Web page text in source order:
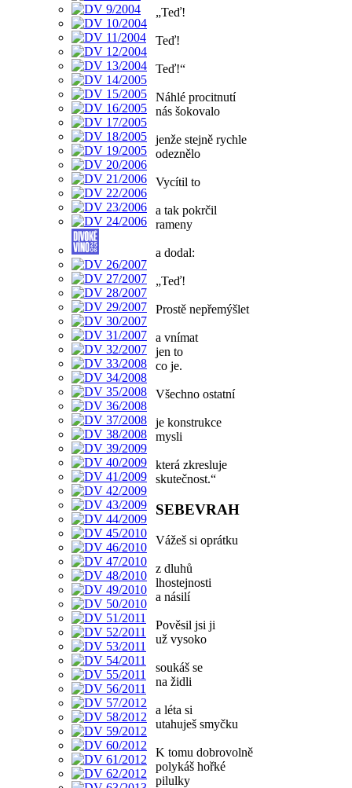
„Teď!
Teď!
Teď!“
Náhlé procitnutí
nás šokovalo
jenže stejně rychle
odeznělo
Vycítil to
a tak pokrčil
rameny
a dodal:
„Teď!
Prostě nepřemýšlet
a vnímat
jen to
co je.
Všechno ostatní
je konstrukce
mysli
která zkresluje
skutečnost.“
SEBEVRAH
Vážeš si oprátku
z dluhů
lhostejnosti
a násilí
Pověsil jsi ji
už vysoko
soukáš se
na židli
a léta si
utahuješ smyčku
K tomu dobrovolně
polykáš hořké
pilulky